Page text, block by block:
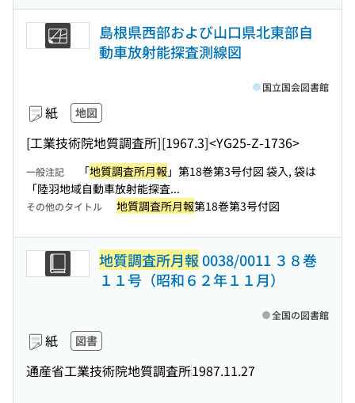
島根県西部および山口県北東部自
動車放射能探査測線図
紙 地図
[工業技術院地質調査所][1967.3]<YG25-Z-1736>
国立国会図書館
一般注記 「地質調査所月報 」第18巻第3号付図 袋入, 袋は
「陸羽地域自動車放射能探査...
その他のタイトル 地質調査所月報第18巻第3号付図
地質調査所月報0038/0011 ３８巻
１１号（昭和６２年１１月）
紙 図書
通産省工業技術院地質調査所1987.11.27
全国の図書館